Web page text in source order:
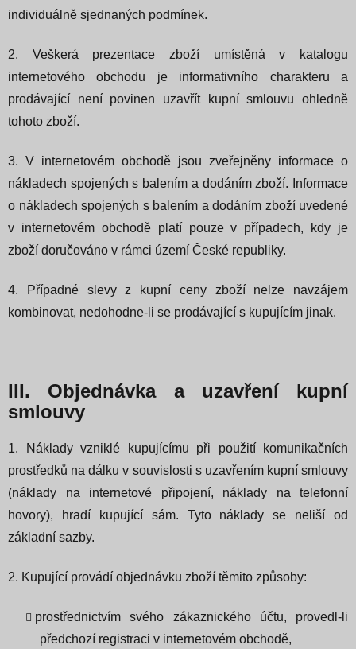
individuálně sjednaných podmínek.
2. Veškerá prezentace zboží umístěná v katalogu
internetového obchodu je informativního charakteru a
prodávající není povinen uzavřít kupní smlouvu ohledně
tohoto zboží.
3. V internetovém obchodě jsou zveřejněny informace o
nákladech spojených s balením a dodáním zboží. Informace
o nákladech spojených s balením a dodáním zboží uvedené
v internetovém obchodě platí pouze v případech, kdy je
zboží doručováno v rámci území České republiky.
4. Případné slevy z kupní ceny zboží nelze navzájem
kombinovat, nedohodne-li se prodávající s kupujícím jinak.
III. Objednávka a uzavření kupní
smlouvy
1. Náklady vzniklé kupujícímu při použití komunikačních
prostředků na dálku v souvislosti s uzavřením kupní smlouvy
(náklady na internetové připojení, náklady na telefonní
hovory), hradí kupující sám. Tyto náklady se neliší od
základní sazby.
2. Kupující provádí objednávku zboží těmito způsoby:
prostřednictvím svého zákaznického účtu, provedl-li
předchozí registraci v internetovém obchodě,